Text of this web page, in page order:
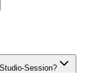
Session?